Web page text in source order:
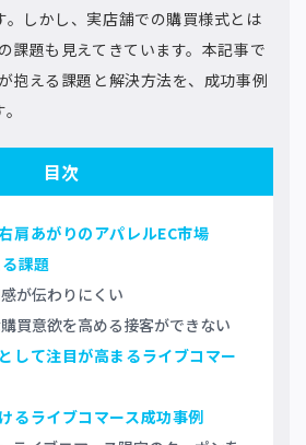
。しかし、実店舗での購買様式とは
課題も見えてきています。本記事で
抱える課題と解決方法を、成功事例
目次
肩あがりのアパレルEC市場
課題
が伝わりにくい
買意欲を高める接客ができない
して注目が高まるライブコマー
るライブコマース成功事例